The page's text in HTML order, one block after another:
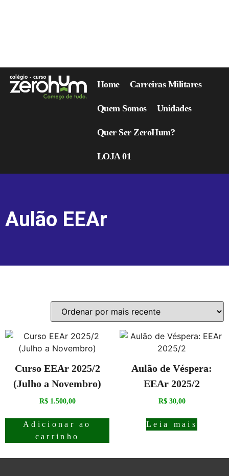
Home Carreiras Militares
Quem Somos Unidades
Quer Ser ZeroHum?
LOJA 01
Aulão EEAr
Curso EEAr 2025/2
(Julho a Novembro)
R$1.500,00
Adicionar ao
carrinho
Aulão de Véspera:
EEAr 2025/2
R$30,00
Leia mais